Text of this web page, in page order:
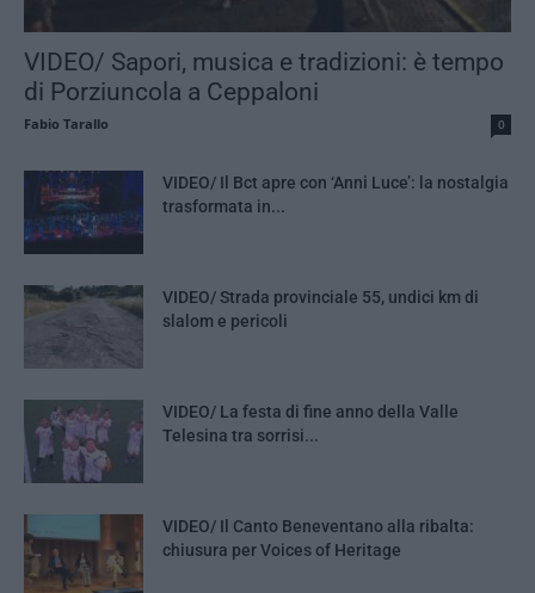
VIDEO/ Sapori, musica e tradizioni: è tempo
di Porziuncola a Ceppaloni
Fabio Tarallo 0
VIDEO/ Il Bct apre con ‘Anni Luce’: la nostalgia
trasformata in...
VIDEO/ Strada provinciale 55, undici km di
slalom e pericoli
VIDEO/ La festa di fine anno della Valle
Telesina tra sorrisi...
VIDEO/ Il Canto Beneventano alla ribalta:
chiusura per Voices of Heritage